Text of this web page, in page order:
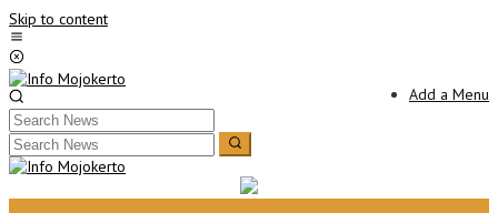
Skip to content
Add a Menu